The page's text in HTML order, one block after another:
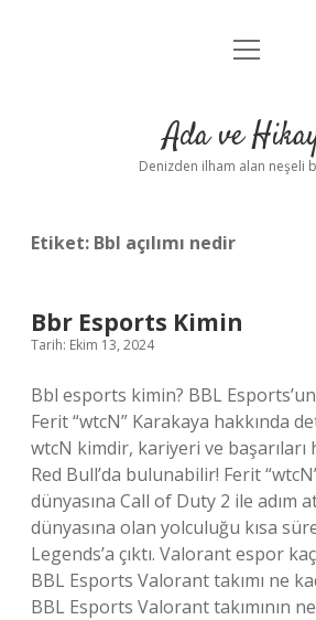
Anasayfa
Yasal Uyarı
menüyü
Ada ve
Denizden ilham alan neşeli
Etiket: Bbl açılımı nedir
Bbr Esports Kimin
Tarih: Ekim 13, 2024
Bbl esports kimin? BBL
Ferit “wtcN” Karakaya hakkında
wtcN kimdir, kariyeri ve başarıları
Red Bull’da bulunabilir! Ferit
dünyasına Call of Duty 2 ile adım
dünyasına olan yolculuğu kısa
Legends’a çıktı. Valorant espor
BBL Esports Valorant takımı ne
BBL Esports Valorant takımının